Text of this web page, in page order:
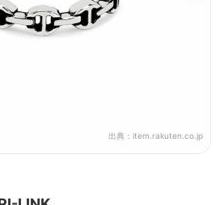
出典： item.rakuten.co.jp